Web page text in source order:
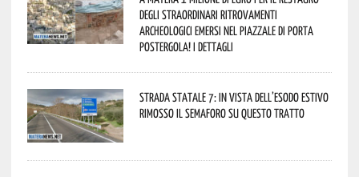
degli straordinari ritrovamenti
archeologici emersi nel piazzale di Porta
Postergola! I dettagli
Strada statale 7: in vista dell’esodo estivo
rimosso il semaforo su questo tratto